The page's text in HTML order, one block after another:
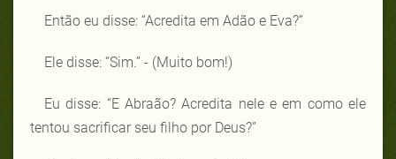
Então eu disse: “Acredita em Adão e Eva?”
Ele disse: “Sim.” - (Muito bom!)
Eu disse: “E Abraão? Acredita nele e em como ele
tentou sacrificar seu filho por Deus?”